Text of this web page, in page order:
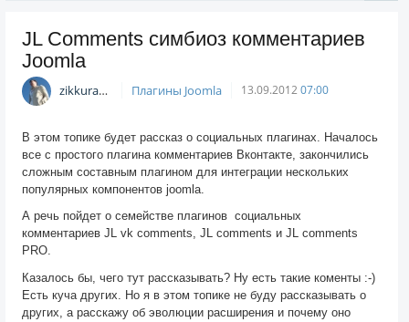
JL Comments симбиоз комментариев
Joomla
zikkuratvk Плагины Joomla 13.09.2012 07:00
В этом топике будет рассказ о социальных плагинах. Началось
все с простого плагина комментариев Вконтакте, закончились
сложным составным плагином для интеграции нескольких
популярных компонентов joomla.
А речь пойдет о семействе плагинов социальных
комментариев JL vk comments, JL comments и JL comments
PRO.
Казалось бы, чего тут рассказывать? Ну есть такие коменты :-)
Есть куча других. Но я в этом топике не буду рассказывать о
других, а расскажу об эволюции расширения и почему оно